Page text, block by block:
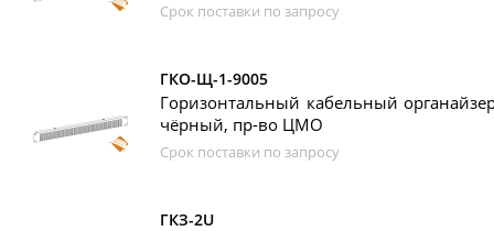
Срок поставки по запросу
ГКО-Щ-1-9005
Горизонтальный кабельный
чёрный, пр-во ЦМО
Срок поставки по запросу
ГКЗ-2U